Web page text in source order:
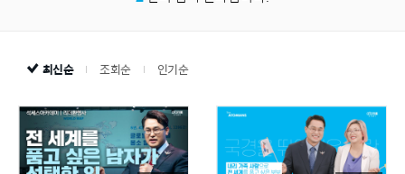
최신순 조회순 인기순